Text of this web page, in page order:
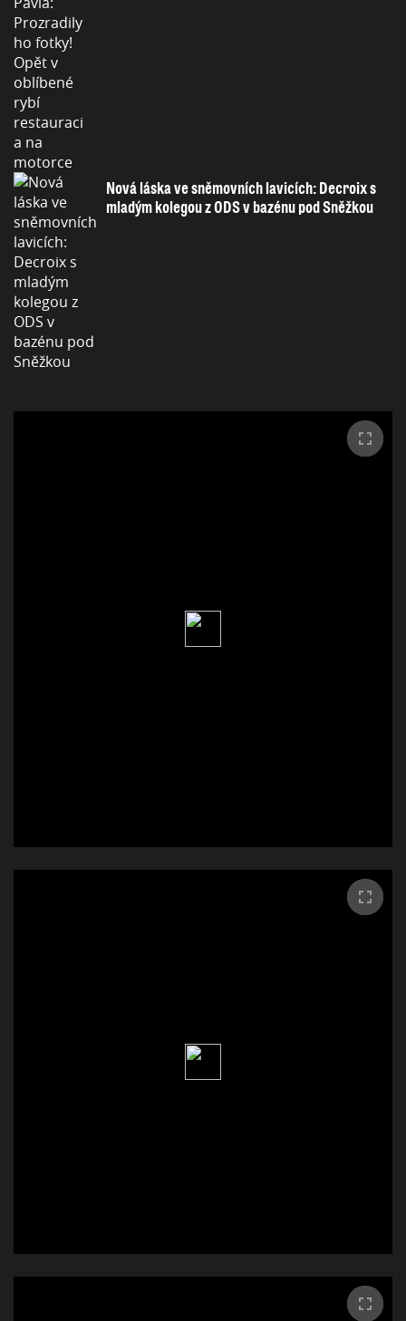
Nová láska ve sněmovních lavicích: Decroix s
mladým kolegou z ODS v bazénu pod Sněžkou